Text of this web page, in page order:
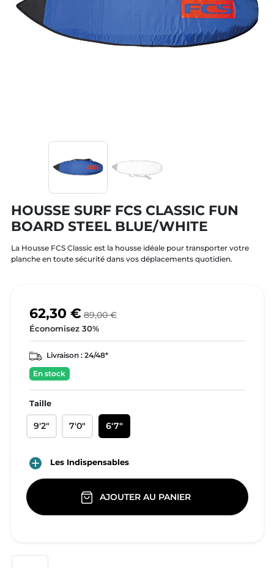
HOUSSE SURF FCS CLASSIC FUN
BOARD STEEL BLUE/WHITE
La Housse FCS Classic est la housse idéale pour transporter votre
planche en toute sécurité dans vos déplacements quotidien.
62,30 € 89,00 €
Économisez 30%
Livraison : 24/48*
En stock
Taille
9'2" 7'0" 6'7"
 Les Indispensables
AJOUTER AU PANIER